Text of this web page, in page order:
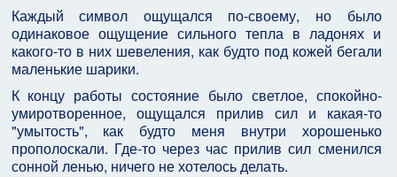
Каждый символ ощущался по-своему, но было
одинаковое ощущение сильного тепла в ладонях и
какого-то в них шевеления, как будто под кожей бегали
маленькие шарики.
К концу работы состояние было светлое, спокойно-
умиротворенное, ощущался прилив сил и какая-то
"умытость", как будто меня внутри хорошенько
прополоскали. Где-то через час прилив сил сменился
сонной ленью, ничего не хотелось делать.